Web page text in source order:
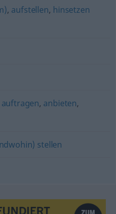
, aufstellen, hinsetzen
auftragen, anbieten,
stellen